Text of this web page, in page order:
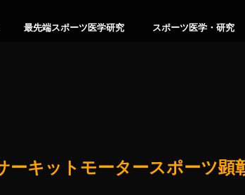
最先端スポーツ医学研究 スポーツ医学・研究
キットモータースポーツ